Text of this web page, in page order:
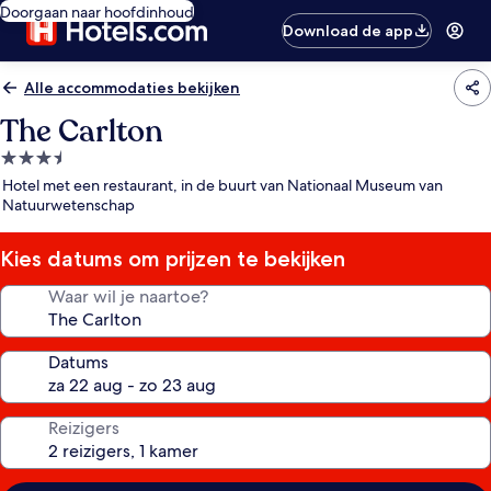
Doorgaan naar hoofdinhoud
Download de app
Alle accommodaties bekijken
The Carlton
3.5-
sterrenaccommodatie
Hotel met een restaurant, in de buurt van Nationaal Museum van
Natuurwetenschap
Kies datums om prijzen te bekijken
Waar wil je naartoe?
Datums
Reizigers